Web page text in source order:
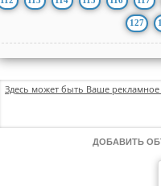
127
Здесь может быть Ваше
ДОБАВИТЬ